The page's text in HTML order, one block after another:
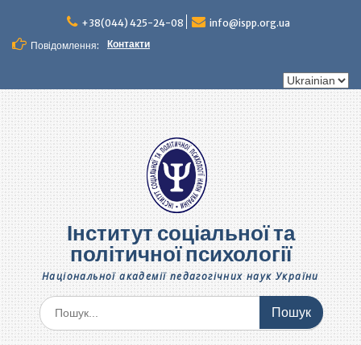
вмісту
+38(044) 425-24-08
info@ispp.org.ua
Повідомлення:
Контакти
Вибрати
Інститут соціальної та
політичної психології
Національної академії педагогічних наук України
Шукати: